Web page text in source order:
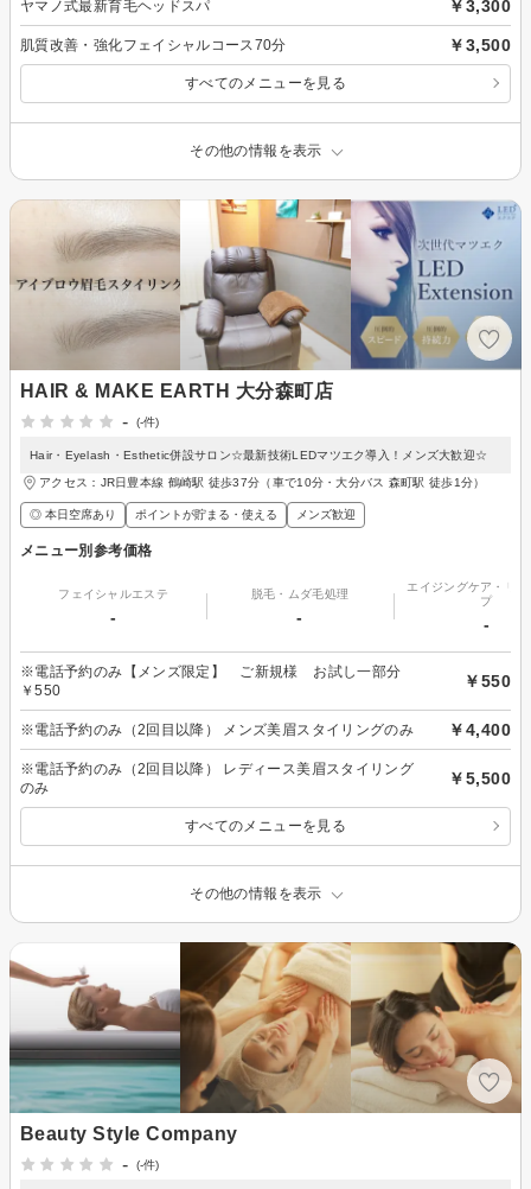
ヤマノ式最新育毛ヘッドスパ ￥3,300
肌質改善・強化フェイシャルコース70分 ￥3,500
すべてのメニューを見る
その他の情報を表示
HAIR & MAKE EARTH 大分森町店
-
(-件)
Hair・Eyelash・Esthetic併設サロン☆最新技術LEDマツエク導入！メンズ大歓迎☆
アクセス：JR日豊本線 鶴崎駅 徒歩37分（車で10分・大分バス 森町駅 徒歩1分）
◎ 本日空席あり ポイントが貯まる・使える メンズ歓迎
メニュー別参考価格
フェイシャルエステ
-
脱毛・ムダ毛処理
-
エイジングケア・リ
プ
-
※電話予約のみ【メンズ限定】 ご新規様 お試し一部分
￥550
￥550
※電話予約のみ（2回目以降） メンズ美眉スタイリングのみ ￥4,400
※電話予約のみ（2回目以降） レディース美眉スタイリング
のみ
￥5,500
すべてのメニューを見る
その他の情報を表示
Beauty Style Company
-
(-件)